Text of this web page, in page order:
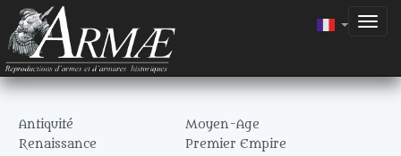
Antiquité
Moyen-Age
Renaissance
Premier Empire